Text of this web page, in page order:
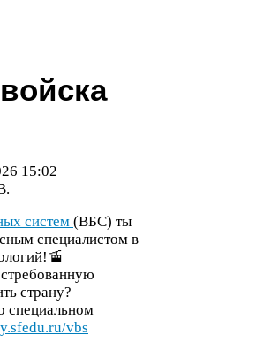
15:02
систем (ВБС) ты
специалистом в
страну?
специальном
​v​b​s